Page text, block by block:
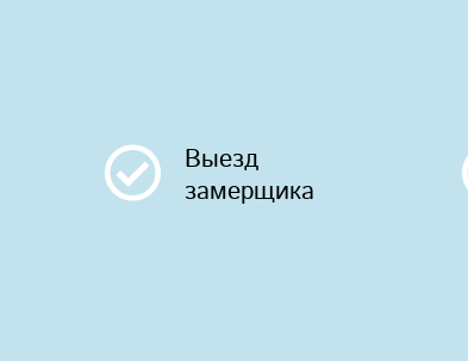
Выезд
замерщика